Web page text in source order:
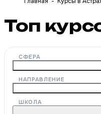
Топ
СФЕРА
НАПРАВЛЕНИЕ
ШКОЛА